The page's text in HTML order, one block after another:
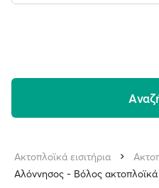
Ακτοπλοϊκά εισιτήρια
Αλόννησος - Βόλος